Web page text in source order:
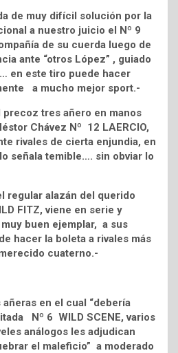
de muy difícil solución por la
a nuestro juicio el Nº 9
de su cuerda luego de
ante “otros López” , guiado
en este tiro puede hacer
a mucho mejor sport.-
tres añero en manos
Chávez Nº 12 LAERCIO,
rivales de cierta enjundia, en
señala temible…. sin obviar lo
regular alazán del querido
FITZ, viene en serie y
buen ejemplar, a sus
hacer la boleta a rivales más
cuaterno.-
en el cual “debería
Nº 6 WILD SCENE, varios
análogos les adjudican
el maleficio” a moderado